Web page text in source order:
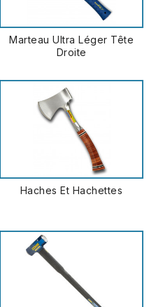
Marteau Ultra Léger Tête
Droite
Haches Et Hachettes